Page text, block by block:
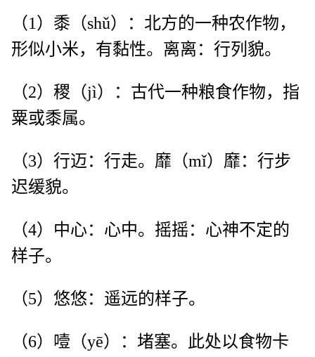
（1）黍（shǔ）：北方的一种农作物，
形似小米，有黏性。离离：行列貌。
（2）稷（jì）：古代一种粮食作物，指
粟或黍属。
（3）行迈：行走。靡（mǐ）靡：行步
迟缓貌。
（4）中心：心中。摇摇：心神不定的
样子。
（5）悠悠：遥远的样子。
（6）噎（yē）：堵塞。此处以食物卡